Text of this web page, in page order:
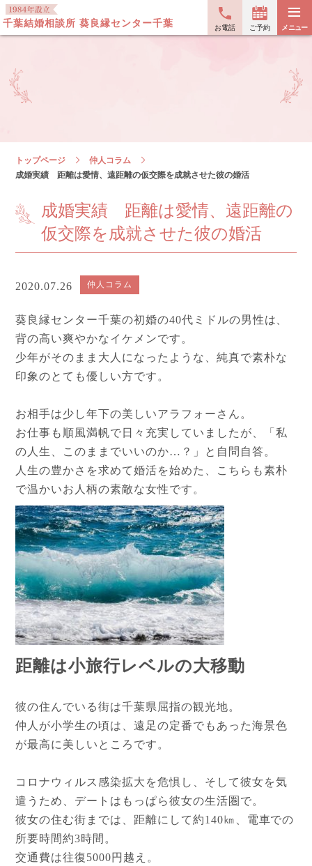
≡
メニュー
お電話 ご予約
千葉結婚相談所 葵良縁センター千葉
トップページ
仲人コラム
成婚実績 距離は愛情、遠距離の仮交際を成就させた彼の婚活
成婚実績 距離は愛情、遠距離の
仮交際を成就させた彼の婚活
2020.07.26 仲人コラム
葵良縁センター千葉の初婚の40代ミドルの男性は、
背の高い爽やかなイケメンです。
少年がそのまま大人になったような、純真で素朴な
印象のとても優しい方です。
お相手は少し年下の美しいアラフォーさん。
お仕事も順風満帆で日々充実していましたが、「私
の人生、このままでいいのか…？」と自問自答。
人生の豊かさを求めて婚活を始めた、こちらも素朴
で温かいお人柄の素敵な女性です。
距離は小旅行レベルの大移動
彼の住んでいる街は千葉県屈指の観光地。
仲人が小学生の頃は、遠足の定番でもあった海景色
が最高に美しいところです。
コロナウィルス感染拡大を危惧し、そして彼女を気
遣うため、デートはもっぱら彼女の生活圏で。
彼女の住む街までは、距離にして約140㎞、電車での
所要時間約3時間。
交通費は往復5000円越え。